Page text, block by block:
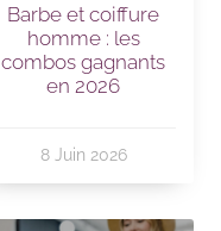
Barbe et coiffure
homme : les
combos gagnants
en 2026
8 Juin 2026